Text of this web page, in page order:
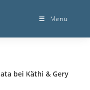
Menü
bei Käthi & Gery